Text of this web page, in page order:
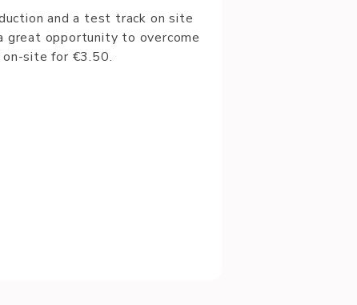
and a test track on site
great opportunity to overcome
on-site for €3.50.